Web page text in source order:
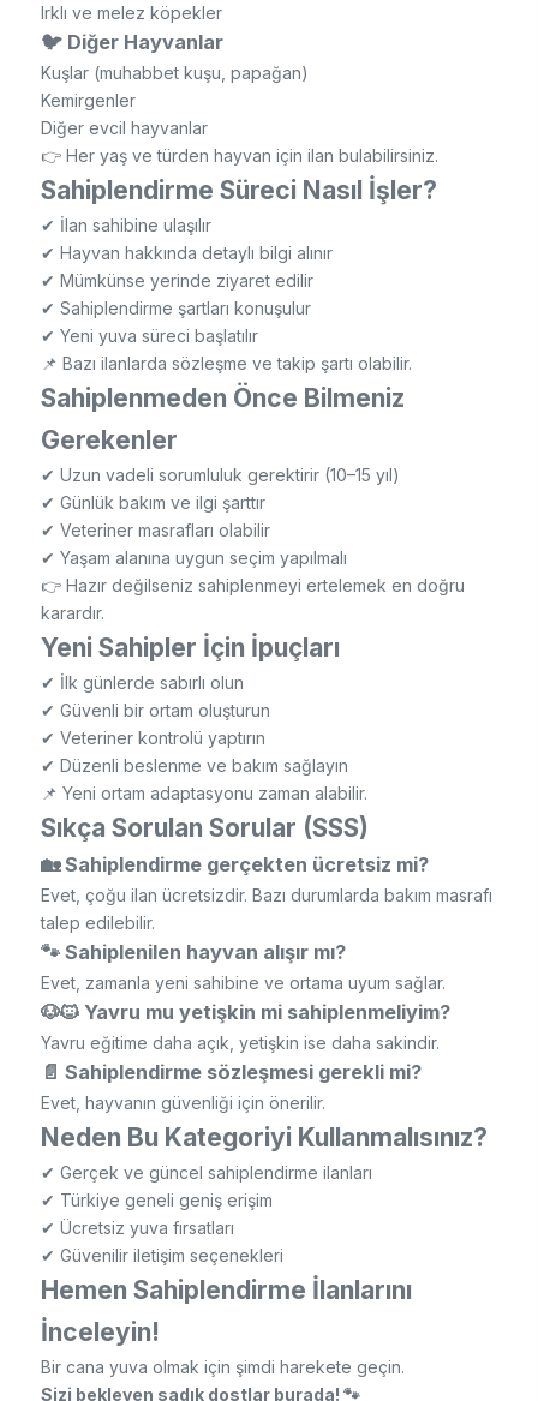
Irklı ve melez köpekler
🐦 Diğer Hayvanlar
Kuşlar (muhabbet kuşu, papağan)
Kemirgenler
Diğer evcil hayvanlar
👉 Her yaş ve türden hayvan için ilan bulabilirsiniz.
Sahiplendirme Süreci Nasıl İşler?
✔ İlan sahibine ulaşılır
✔ Hayvan hakkında detaylı bilgi alınır
✔ Mümkünse yerinde ziyaret edilir
✔ Sahiplendirme şartları konuşulur
✔ Yeni yuva süreci başlatılır
📌 Bazı ilanlarda sözleşme ve takip şartı olabilir.
Sahiplenmeden Önce Bilmeniz
Gerekenler
✔ Uzun vadeli sorumluluk gerektirir (10–15 yıl)
✔ Günlük bakım ve ilgi şarttır
✔ Veteriner masrafları olabilir
✔ Yaşam alanına uygun seçim yapılmalı
👉 Hazır değilseniz sahiplenmeyi ertelemek en doğru
karardır.
Yeni Sahipler İçin İpuçları
✔ İlk günlerde sabırlı olun
✔ Güvenli bir ortam oluşturun
✔ Veteriner kontrolü yaptırın
✔ Düzenli beslenme ve bakım sağlayın
📌 Yeni ortam adaptasyonu zaman alabilir.
Sıkça Sorulan Sorular (SSS)
🏡 Sahiplendirme gerçekten ücretsiz mi?
Evet, çoğu ilan ücretsizdir. Bazı durumlarda bakım masrafı
talep edilebilir.
🐾 Sahiplenilen hayvan alışır mı?
Evet, zamanla yeni sahibine ve ortama uyum sağlar.
🐶🐱 Yavru mu yetişkin mi sahiplenmeliyim?
Yavru eğitime daha açık, yetişkin ise daha sakindir.
📄 Sahiplendirme sözleşmesi gerekli mi?
Evet, hayvanın güvenliği için önerilir.
Neden Bu Kategoriyi Kullanmalısınız?
✔ Gerçek ve güncel sahiplendirme ilanları
✔ Türkiye geneli geniş erişim
✔ Ücretsiz yuva fırsatları
✔ Güvenilir iletişim seçenekleri
Hemen Sahiplendirme İlanlarını
İnceleyin!
Bir cana yuva olmak için şimdi harekete geçin.
Sizi bekleyen sadık dostlar burada! 🐾